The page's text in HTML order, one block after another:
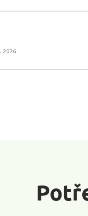
2026